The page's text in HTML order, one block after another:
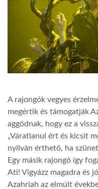
A rajongók vegyes
megértik és támogatják
aggódnak, hogy ez a
„Váratlanul ért és kicsit
nyilván érthető, ha
Egy másik rajongó így
Ati! Vigyázz magadra és
Azahriah az elmúlt